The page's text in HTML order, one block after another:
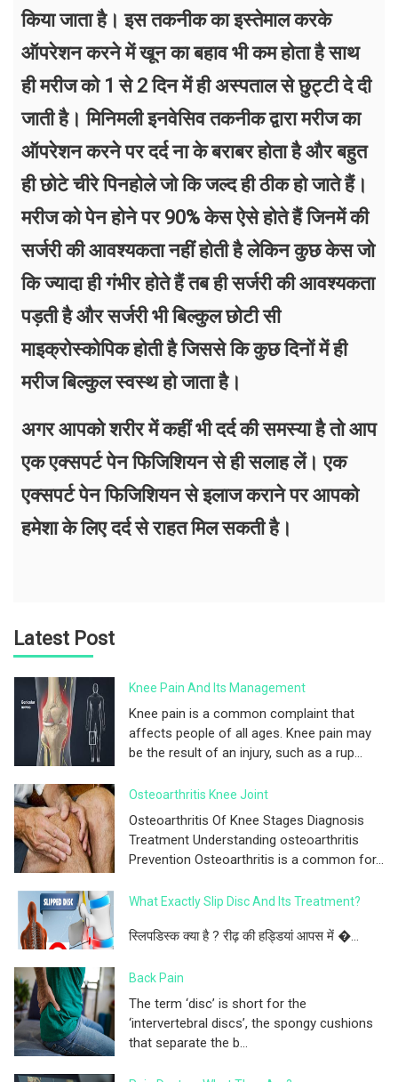
किया जाता है। इस तकनीक का इस्तेमाल करके
ऑपरेशन करने में खून का बहाव भी कम होता है साथ
ही मरीज को 1 से 2 दिन में ही अस्पताल से छुट्टी दे दी
जाती है। मिनिमली इनवेसिव तकनीक द्वारा मरीज का
ऑपरेशन करने पर दर्द ना के बराबर होता है और बहुत
ही छोटे चीरे पिनहोले जो कि जल्द ही ठीक हो जाते हैं।
मरीज को पेन होने पर 90% केस ऐसे होते हैं जिनमें की
सर्जरी की आवश्यकता नहीं होती है लेकिन कुछ केस जो
कि ज्यादा ही गंभीर होते हैं तब ही सर्जरी की आवश्यकता
पड़ती है और सर्जरी भी बिल्कुल छोटी सी
माइक्रोस्कोपिक होती है जिससे कि कुछ दिनों में ही
मरीज बिल्कुल स्वस्थ हो जाता है।
अगर आपको शरीर में कहीं भी दर्द की समस्या है तो आप
एक एक्सपर्ट पेन फिजिशियन से ही सलाह लें। एक
एक्सपर्ट पेन फिजिशियन से इलाज कराने पर आपको
हमेशा के लिए दर्द से राहत मिल सकती है।
Latest Post
Knee Pain And Its Management
Knee pain is a common complaint that
affects people of all ages. Knee pain may
be the result of an injury, such as a rup...
Osteoarthritis Knee Joint
Osteoarthritis Of Knee Stages Diagnosis
Treatment Understanding osteoarthritis
Prevention Osteoarthritis is a common for...
What Exactly Slip Disc And Its Treatment?
स्लिपडिस्क क्या है ? रीढ़ की हड्डियां आपस में �...
Back Pain
The term ‘disc’ is short for the
‘intervertebral discs’, the spongy cushions
that separate the b...